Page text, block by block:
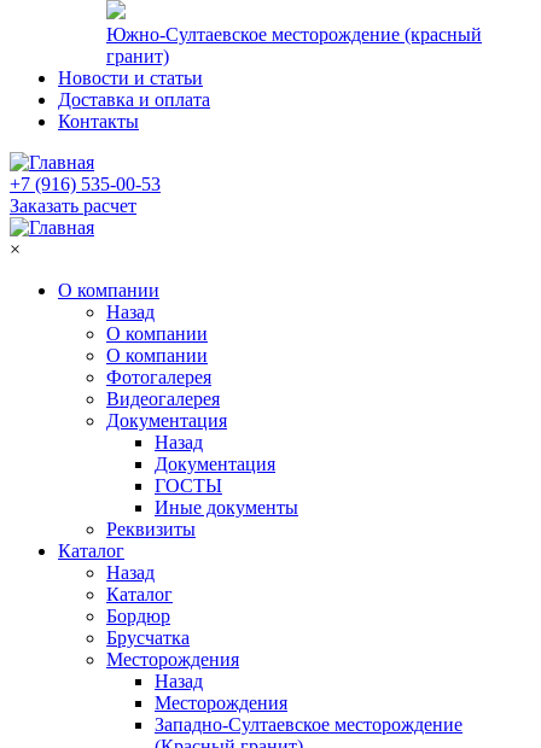
Южно-Султаевское месторождение (красный
гранит)
Новости и статьи
Доставка и оплата
Контакты
+7 (916) 535-00-53
Заказать расчет
×
О компании
Назад
О компании
О компании
Фотогалерея
Видеогалерея
Документация
Назад
Документация
ГОСТЫ
Иные документы
Реквизиты
Каталог
Назад
Каталог
Бордюр
Брусчатка
Месторождения
Назад
Месторождения
Западно-Султаевское месторождение